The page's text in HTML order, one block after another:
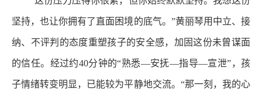
坚持，也让你拥有了直面困境的底气。”黄丽琴用中立、接
纳、不评判的态度重塑孩子的安全感，加固这份未曾谋面
的信任。经过约40分钟的“熟悉—安抚—指导—宣泄”，孩
子情绪转变明显，已能较为平静地交流。“那一刻，我的心